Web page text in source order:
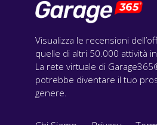
Visualizza le recensioni
quelle di altri 50.000 attività
La rete virtuale di
potrebbe diventare il tuo
genere.